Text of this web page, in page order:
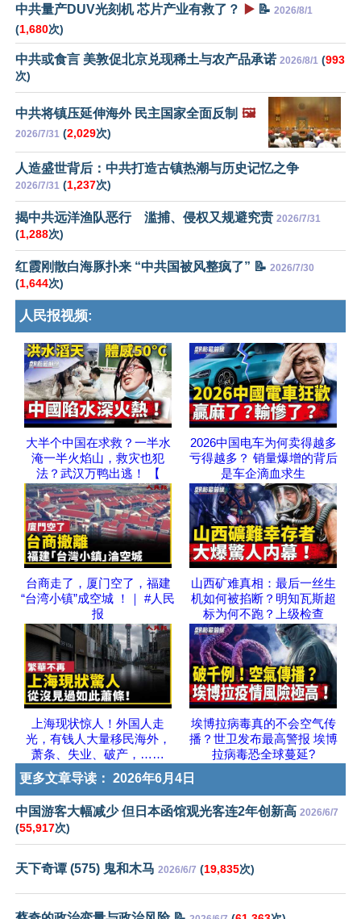
中共量产DUV光刻机 芯片产业有救了？ ▶️ 📝 2026/8/1
(1,680次)
中共或食言 美敦促北京兑现稀土与农产品承诺 2026/8/1 (993
次)
中共将镇压延伸海外 民主国家全面反制 🖼️
2026/7/31 (2,029次)
人造盛世背后：中共打造古镇热潮与历史记忆之争
2026/7/31 (1,237次)
揭中共远洋渔队恶行 滥捕、侵权又规避究责 2026/7/31
(1,288次)
红霞刚散白海豚扑来 “中共国被风整疯了” 📝 2026/7/30
(1,644次)
人民报视频:
大半个中国在求救？一半水
淹一半火焰山，救灾也犯
法？武汉万鸭出逃！ 【
2026中国电车为何卖得越多
亏得越多？ 销量爆增的背后
是车企滴血求生
台商走了，厦门空了，福建
“台湾小镇”成空城 ！｜ #人民
报
山西矿难真相：最后一丝生
机如何被掐断？明知瓦斯超
标为何不跑？上级检查
上海现状惊人！外国人走
光，有钱人大量移民海外，
萧条、失业、破产，……
埃博拉病毒真的不会空气传
播？世卫发布最高警报 埃博
拉病毒恐全球蔓延?
更多文章导读： 2026年6月4日
中国游客大幅减少 但日本函馆观光客连2年创新高 2026/6/7
(55,917次)
天下奇谭 (575) 鬼和木马 2026/6/7 (19,835次)